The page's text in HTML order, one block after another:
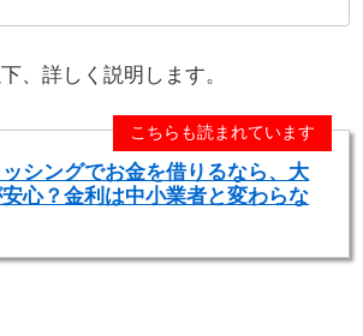
、詳しく説明します。
こちらも読まれています
シングでお金を借りるなら、大
心？金利は中小業者と変わらな